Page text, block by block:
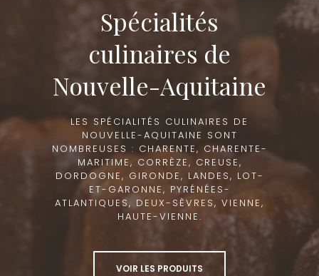
Spécialités
culinaires de
Nouvelle-Aquitaine
LES SPÉCIALITÉS CULINAIRES DE
NOUVELLE-AQUITAINE SONT
NOMBREUSES : CHARENTE, CHARENTE-
MARITIME, CORRÈZE, CREUSE,
DORDOGNE, GIRONDE, LANDES, LOT-
ET-GARONNE, PYRÉNÉES-
ATLANTIQUES, DEUX-SÈVRES, VIENNE,
HAUTE-VIENNE.
VOIR LES PRODUITS